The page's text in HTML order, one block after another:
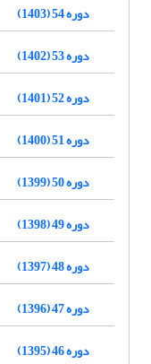
دوره 54 (1403)
دوره 53 (1402)
دوره 52 (1401)
دوره 51 (1400)
دوره 50 (1399)
دوره 49 (1398)
دوره 48 (1397)
دوره 47 (1396)
دوره 46 (1395)